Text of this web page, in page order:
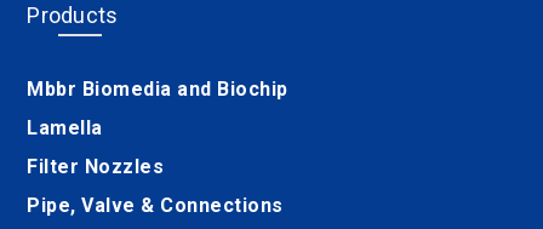
Products
Mbbr Biomedia and Biochip
Lamella
Filter Nozzles
Pipe, Valve & Connections